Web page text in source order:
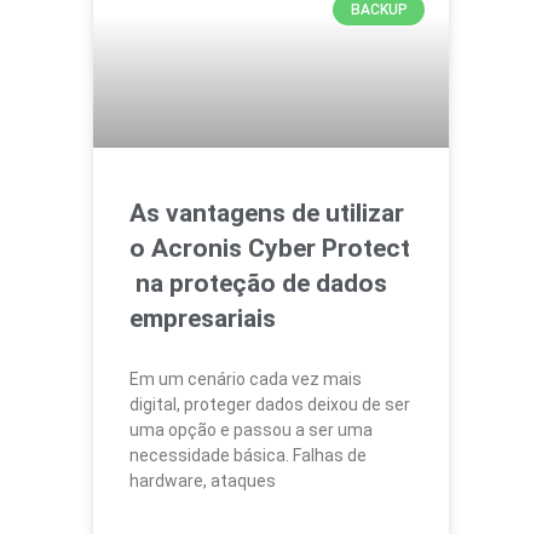
BACKUP
As vantagens de utilizar
o Acronis Cyber Protect
na proteção de dados
empresariais
Em um cenário cada vez mais
digital, proteger dados deixou de ser
uma opção e passou a ser uma
necessidade básica. Falhas de
hardware, ataques